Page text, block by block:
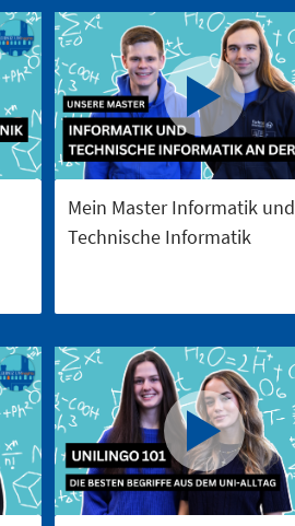
Mein Master Informatik und
Technische Informatik